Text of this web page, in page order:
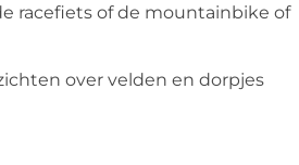
racefiets of de mountainbike of